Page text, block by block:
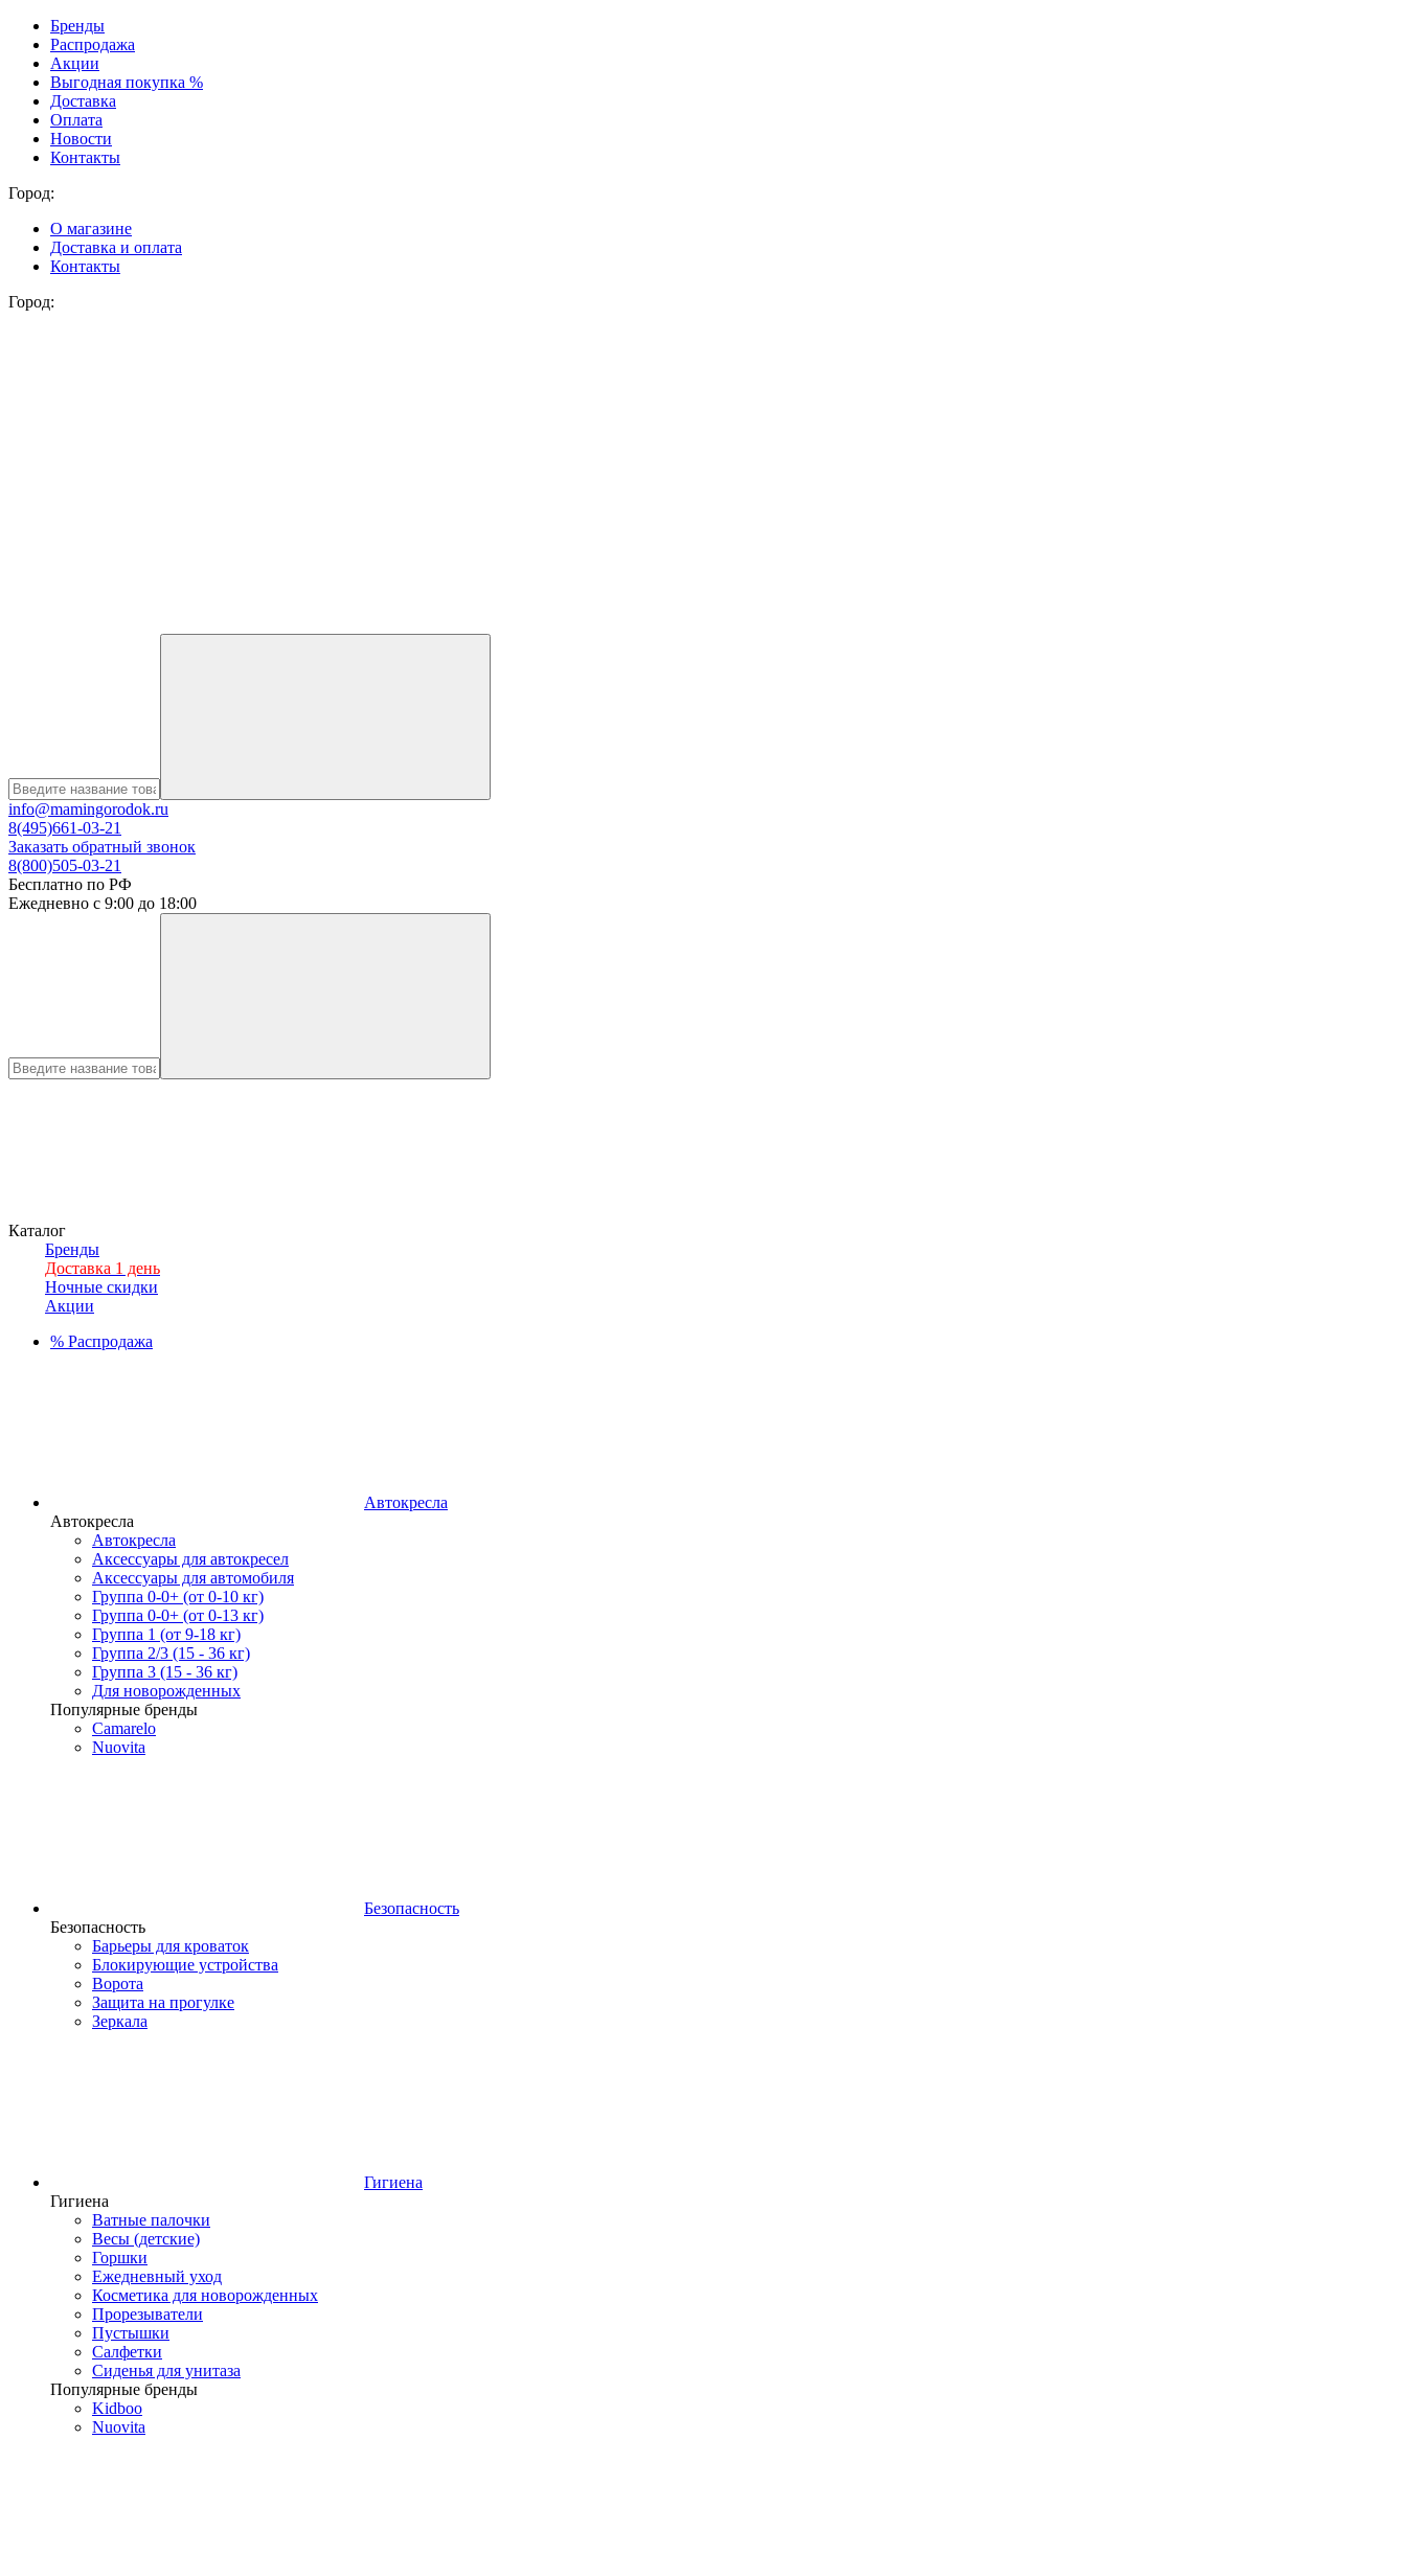
Бренды
Распродажа
Акции
Выгодная покупка %
Доставка
Оплата
Новости
Контакты
Город:
О магазине
Доставка и оплата
Контакты
Город:
info@mamingorodok.ru
8(495)661-03-21
Заказать обратный звонок
8(800)505-03-21
Бесплатно по РФ
Ежедневно с 9:00 до 18:00
Каталог
Бренды
Доставка 1 день
Ночные скидки
Акции
% Распродажа
Автокресла
Автокресла
Автокресла
Аксессуары для автокресел
Аксессуары для автомобиля
Группа 0-0+ (от 0-10 кг)
Группа 0-0+ (от 0-13 кг)
Группа 1 (от 9-18 кг)
Группа 2/3 (15 - 36 кг)
Группа 3 (15 - 36 кг)
Для новорожденных
Популярные бренды
Camarelo
Nuovita
Безопасность
Безопасность
Барьеры для кроваток
Блокирующие устройства
Ворота
Защита на прогулке
Зеркала
Гигиена
Гигиена
Ватные палочки
Весы (детские)
Горшки
Ежедневный уход
Косметика для новорожденных
Прорезыватели
Пустышки
Салфетки
Сиденья для унитаза
Популярные бренды
Kidboo
Nuovita